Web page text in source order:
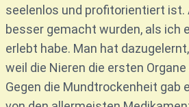
seelenlos und profitorientiert ist.
besser gemacht wurden, als ich
erlebt habe. Man hat
weil die Nieren die ersten
Gegen die Mundtrockenheit gab